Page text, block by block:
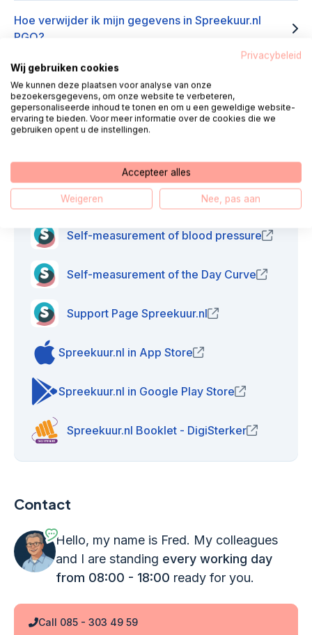
Hoe verwijder ik mijn gegevens in Spreekuur.nl
PGO?
Useful links
Spreekuur.nl
Self-measurement of body weight (opens in
Self-measurement of blood pressure (opens
Self-measurement of the Day Curve (opens in
Support Page Spreekuur.nl (opens in new
Spreekuur.nl in App Store (opens in new window)
Spreekuur.nl in Google Play Store (opens in new
Spreekuur.nl Booklet - DigiSterker (opens in
Contact
Hello, my name is Fred. My colleagues
and I are standing every working day
from 08:00 - 18:00 ready for you.
Call 085 - 303 49 59
Privacybeleid
Wij gebruiken cookies
We kunnen deze plaatsen voor analyse van onze
bezoekersgegevens, om onze website te verbeteren,
gepersonaliseerde inhoud te tonen en om u een geweldige website-
ervaring te bieden. Voor meer informatie over de cookies die we
gebruiken opent u de instellingen.
Accepteer alles
Weigeren Nee, pas aan